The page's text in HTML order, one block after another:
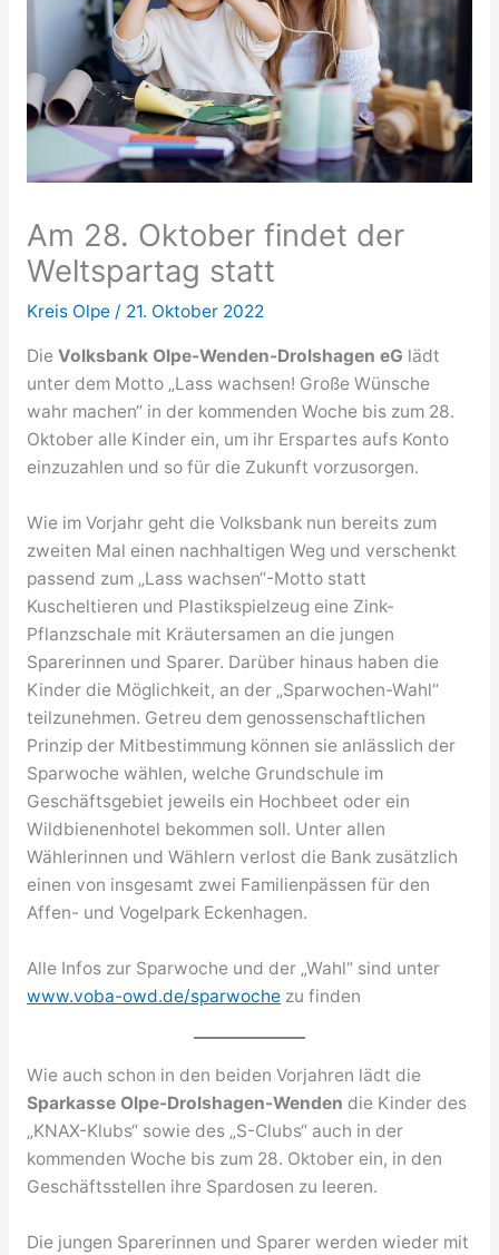
Am 28. Oktober findet der
Weltspartag statt
Kreis Olpe/ 21. Oktober 2022
DieVolksbank Olpe-Wenden-Drolshagen eG lädt
unter dem Motto „Lass wachsen! Große Wünsche
wahr machen“ in der kommenden Woche bis zum 28.
Oktober alle Kinder ein, um ihr Erspartes aufs Konto
einzuzahlen und so für die Zukunft vorzusorgen.
Wie im Vorjahr geht die Volksbank nun bereits zum
zweiten Mal einen nachhaltigen Weg und verschenkt
passend zum „Lass wachsen“-Motto statt
Kuscheltieren und Plastikspielzeug eine Zink-
Pflanzschale mit Kräutersamen an die jungen
Sparerinnen und Sparer. Darüber hinaus haben die
Kinder die Möglichkeit, an der „Sparwochen-Wahl“
teilzunehmen. Getreu dem genossenschaftlichen
Prinzip der Mitbestimmung können sie anlässlich der
Sparwoche wählen, welche Grundschule im
Geschäftsgebiet jeweils ein Hochbeet oder ein
Wildbienenhotel bekommen soll. Unter allen
Wählerinnen und Wählern verlost die Bank zusätzlich
einen von insgesamt zwei Familienpässen für den
Affen- und Vogelpark Eckenhagen.
Alle Infos zur Sparwoche und der „Wahl“ sind unter
www.voba-owd.de/sparwochezu finden
Wie auch schon in den beiden Vorjahren lädt die
Sparkasse Olpe-Drolshagen-Wenden die Kinder des
„KNAX-Klubs“ sowie des „S-Clubs“ auch in der
kommenden Woche bis zum 28. Oktober ein, in den
Geschäftsstellen ihre Spardosen zu leeren.
Die jungen Sparerinnen und Sparer werden wieder mit